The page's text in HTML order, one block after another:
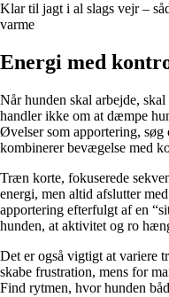
Klar til jagt i al slags vejr –
varme
Energi med
Når hunden skal arbejde,
handler ikke om at dæmpe
Øvelser som apportering,
kombinerer bevægelse med
Træn korte, fokuserede
energi, men altid afslutter
apportering efterfulgt af en
hunden, at aktivitet og ro
Det er også vigtigt at variere
skabe frustration, mens for
Find rytmen, hvor hunden